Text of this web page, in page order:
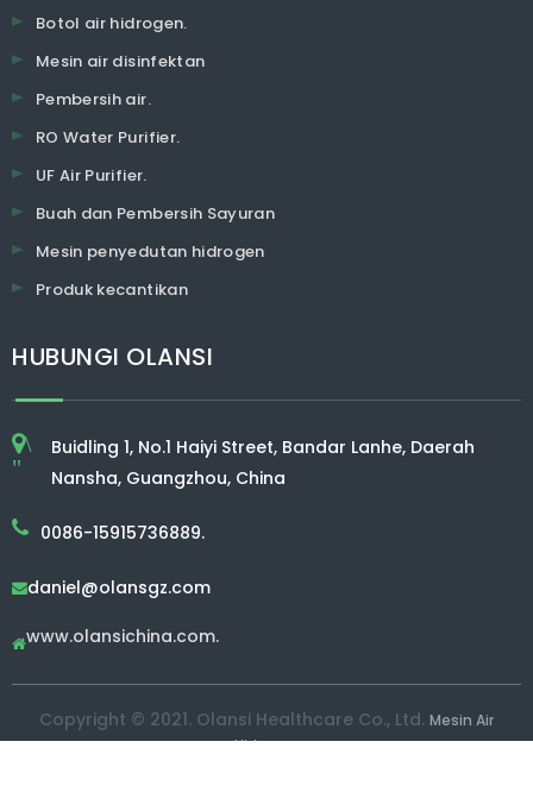
Botol air hidrogen.
Mesin air disinfektan
Pembersih air.
RO Water Purifier.
UF Air Purifier.
Buah dan Pembersih Sayuran
Mesin penyedutan hidrogen
Produk kecantikan
HUBUNGI OLANSI
\
"
Buidling 1, No.1 Haiyi Street, Bandar Lanhe, Daerah
Nansha, Guangzhou, China
0086-15915736889.
daniel@olansgz.com
www.olansichina.com.
Copyright © 2021. Olansi Healthcare Co., Ltd. Mesin Air
Hidrogen